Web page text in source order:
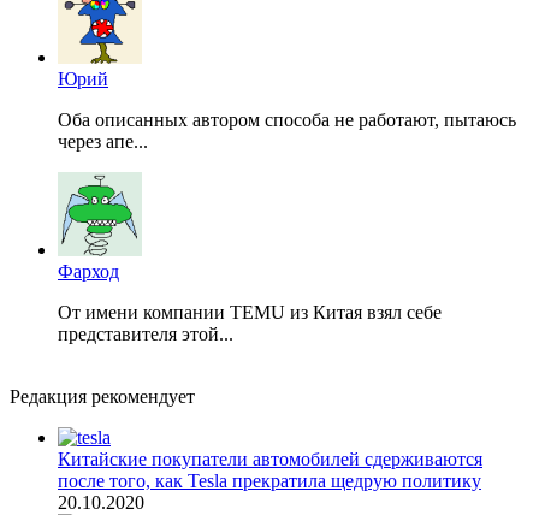
Юрий
Оба описанных автором способа не работают, пытаюсь
через апе...
Фарход
От имени компании TEMU из Китая взял себе
представителя этой...
Редакция рекомендует
Китайские покупатели автомобилей сдерживаются
после того, как Tesla прекратила щедрую политику
20.10.2020